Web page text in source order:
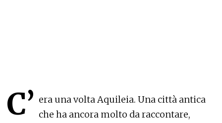
C’ era una volta Aquileia. Una città antica
che ha ancora molto da raccontare,